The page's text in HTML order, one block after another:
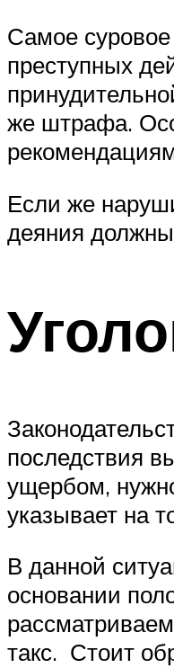
Самое суровое
преступных
же штрафа.
Если же
деяния
последствия
ущербом,
указывает на
В данной
основании
такс. Стоит